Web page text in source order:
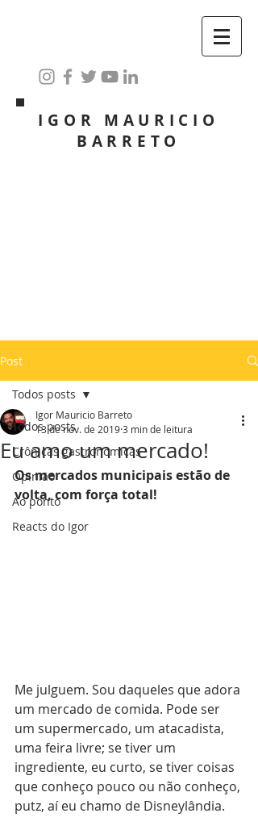
IGOR MAURICIO
BARRETO
Post
Todos posts
Crônicas gastronômicas
Opinião
Ao ponto
Reacts do Igor
Todos posts
Eu amo um mercado!
Igor Mauricio Barreto
13 de nov. de 20193 min de leitura
Os mercados municipais estão de
volta, com força total!
Me julguem. Sou daqueles que adora
um mercado de comida. Pode ser
um supermercado, um atacadista,
uma feira livre; se tiver um
ingrediente, eu curto, se tiver coisas
que conheço pouco ou não conheço,
putz, aí eu chamo de Disneylândia.